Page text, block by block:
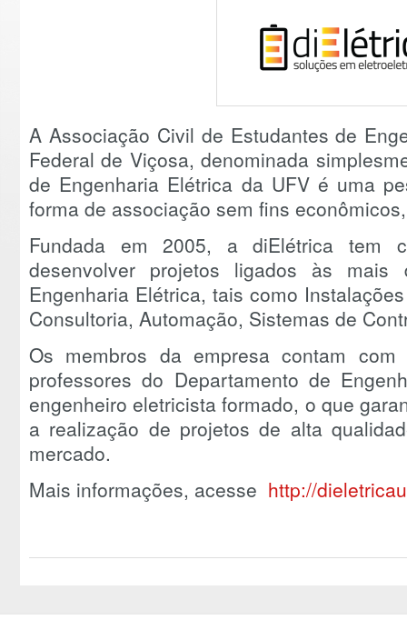
A Associação Civil de Estudantes de
Federal de Viçosa, denominada
de Engenharia Elétrica da UFV é uma
forma de associação sem fins
Fundada em 2005, a diElétrica tem
desenvolver projetos ligados às
Engenharia Elétrica, tais como
Consultoria, Automação, Sistemas de
Os membros da empresa contam
professores do Departamento de
engenheiro eletricista formado, o que
a realização de projetos de alta
mercado.
Mais informações, acesse http://